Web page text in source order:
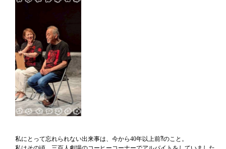
私にとって忘れられない出来事は、今から40年以上前⁈のこと。